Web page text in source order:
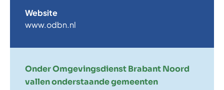
Website
www.odbn.nl
Onder Omgevingsdienst Brabant Noord
vallen onderstaande gemeenten